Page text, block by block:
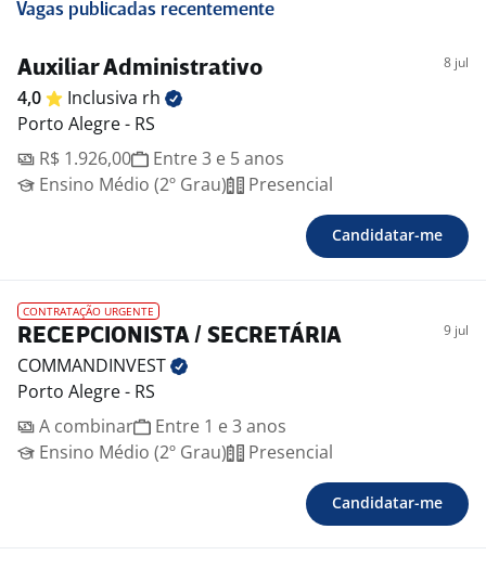
Vagas publicadas recentemente
Auxiliar Administrativo 8 jul
4,0 Inclusiva rh
Porto Alegre - RS
R$ 1.926,00
Entre 3 e 5 anos
Ensino Médio (2º Grau)
Presencial
Candidatar-me
CONTRATAÇÃO URGENTE
RECEPCIONISTA / SECRETÁRIA 9 jul
COMMANDINVEST
Porto Alegre - RS
A combinar
Entre 1 e 3 anos
Ensino Médio (2º Grau)
Presencial
Candidatar-me